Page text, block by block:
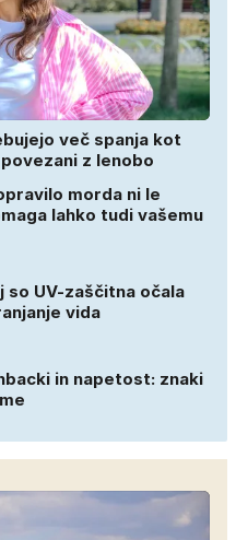
več spanja kot
z lenobo
morda ni le
lahko tudi vašemu
so UV-zaščitna očala
vida
in napetost: znaki